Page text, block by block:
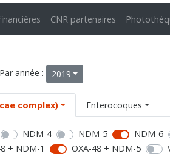
CNR partenaires
Par année : 2019
complex) Enterocoques
NDM-4 NDM-5 NDM-6
+ NDM-1 OXA-48 + NDM-5